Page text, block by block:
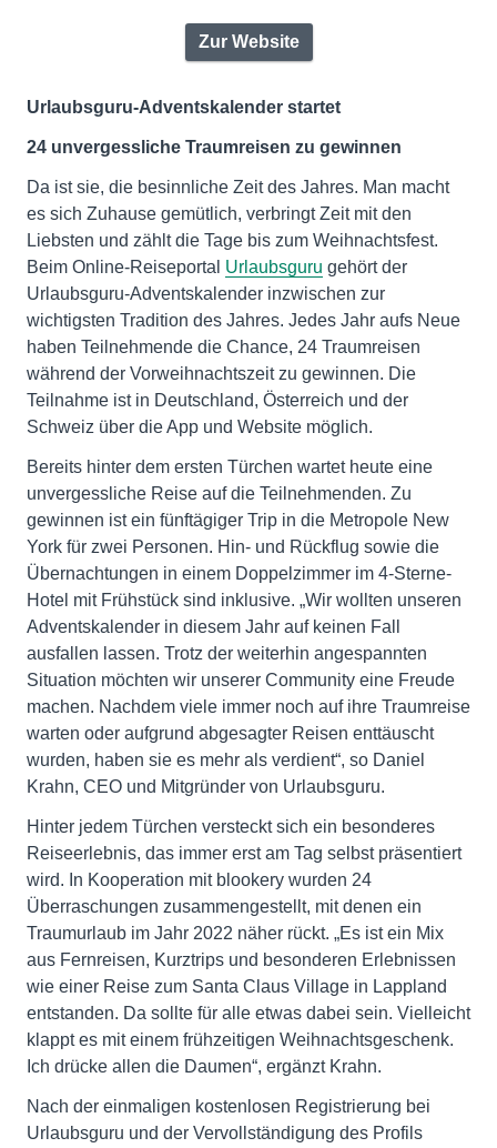
Zur Website
Urlaubsguru-Adventskalender startet
24 unvergessliche Traumreisen zu gewinnen
Da ist sie, die besinnliche Zeit des Jahres. Man macht
es sich Zuhause gemütlich, verbringt Zeit mit den
Liebsten und zählt die Tage bis zum Weihnachtsfest.
Beim Online-Reiseportal Urlaubsguru gehört der
Urlaubsguru-Adventskalender inzwischen zur
wichtigsten Tradition des Jahres. Jedes Jahr aufs Neue
haben Teilnehmende die Chance, 24 Traumreisen
während der Vorweihnachtszeit zu gewinnen. Die
Teilnahme ist in Deutschland, Österreich und der
Schweiz über die App und Website möglich.
Bereits hinter dem ersten Türchen wartet heute eine
unvergessliche Reise auf die Teilnehmenden. Zu
gewinnen ist ein fünftägiger Trip in die Metropole New
York für zwei Personen. Hin- und Rückflug sowie die
Übernachtungen in einem Doppelzimmer im 4-Sterne-
Hotel mit Frühstück sind inklusive. „Wir wollten unseren
Adventskalender in diesem Jahr auf keinen Fall
ausfallen lassen. Trotz der weiterhin angespannten
Situation möchten wir unserer Community eine Freude
machen. Nachdem viele immer noch auf ihre Traumreise
warten oder aufgrund abgesagter Reisen enttäuscht
wurden, haben sie es mehr als verdient“, so Daniel
Krahn, CEO und Mitgründer von Urlaubsguru.
Hinter jedem Türchen versteckt sich ein besonderes
Reiseerlebnis, das immer erst am Tag selbst präsentiert
wird. In Kooperation mit blookery wurden 24
Überraschungen zusammengestellt, mit denen ein
Traumurlaub im Jahr 2022 näher rückt. „Es ist ein Mix
aus Fernreisen, Kurztrips und besonderen Erlebnissen
wie einer Reise zum Santa Claus Village in Lappland
entstanden. Da sollte für alle etwas dabei sein. Vielleicht
klappt es mit einem frühzeitigen Weihnachtsgeschenk.
Ich drücke allen die Daumen“, ergänzt Krahn.
Nach der einmaligen kostenlosen Registrierung bei
Urlaubsguru und der Vervollständigung des Profils